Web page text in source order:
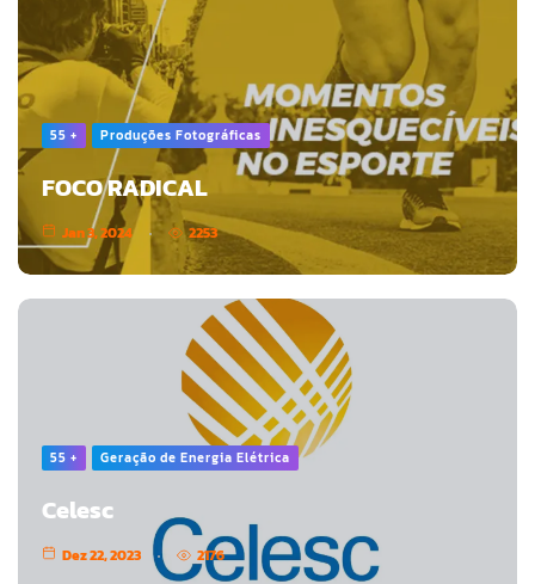
55 + Produções Fotográficas
FOCO RADICAL
Jan 3, 2024 2253
55 + Geração de Energia Elétrica
Celesc
Dez 22, 2023 2176